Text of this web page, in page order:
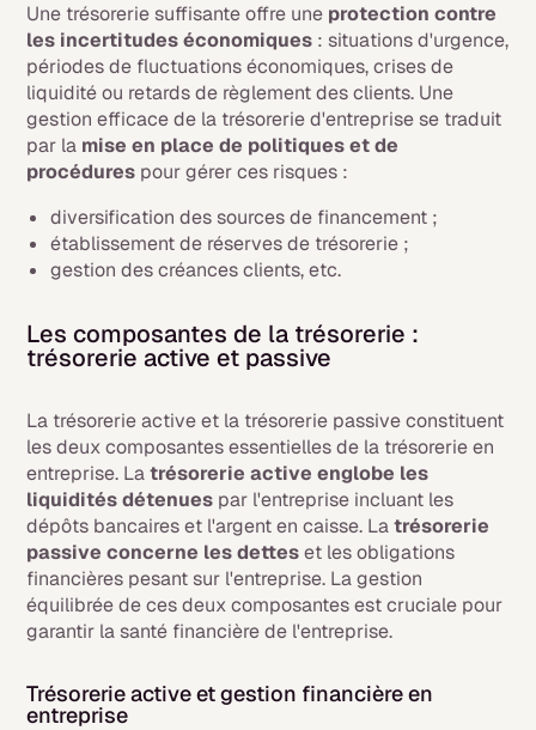
Une trésorerie suffisante offre une protection contre
les incertitudes économiques : situations d'urgence,
périodes de fluctuations économiques, crises de
liquidité ou retards de règlement des clients. Une
gestion efficace de la trésorerie d'entreprise se traduit
par la mise en place de politiques et de
procédures pour gérer ces risques :
diversification des sources de financement ;
établissement de réserves de trésorerie ;
gestion des créances clients, etc.
Les composantes de la trésorerie :
trésorerie active et passive
La trésorerie active et la trésorerie passive constituent
les deux composantes essentielles de la trésorerie en
entreprise. Latrésorerie active englobe les
liquidités détenues par l'entreprise incluant les
dépôts bancaires et l'argent en caisse. Latrésorerie
passive concerne les detteset les obligations
financières pesant sur l'entreprise. La gestion
équilibrée de ces deux composantes est cruciale pour
garantir la santé financière de l'entreprise.
Trésorerie active et gestion financière en
entreprise